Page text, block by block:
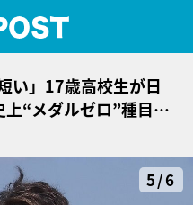
い」17歳高校生が日
“メダルゼロ”種目に
由
5/6